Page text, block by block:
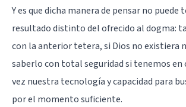
Y es que dicha manera de pensar no puede
resultado distinto del ofrecido al dogma:
con la anterior tetera, si Dios no existiera
saberlo con total seguridad si tenemos en
vez nuestra tecnología y capacidad para
por el momento suficiente.